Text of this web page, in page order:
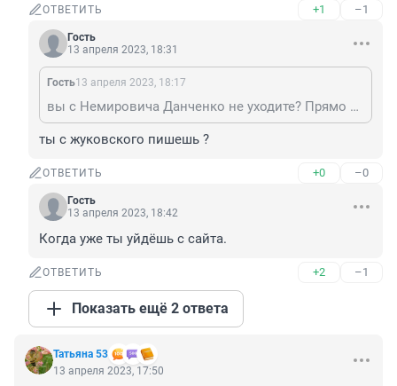
ОТВЕТИТЬ +1 –1
Гость
13 апреля 2023, 18:31
Гость13 апреля 2023, 18:17
вы с Немировича Данченко не уходите? Прямо отуда комментируете? 😉
ты с жуковского пишешь ?
ОТВЕТИТЬ +0 –0
Гость
13 апреля 2023, 18:42
Когда уже ты уйдёшь с сайта.
ОТВЕТИТЬ +2 –1
Показать ещё 2 ответа
Татьяна 53
13 апреля 2023, 17:50